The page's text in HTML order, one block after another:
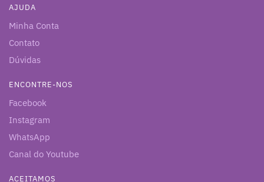
AJUDA
Minha Conta
Contato
Dúvidas
ENCONTRE-NOS
Facebook
Instagram
WhatsApp
Canal do Youtube
ACEITAMOS